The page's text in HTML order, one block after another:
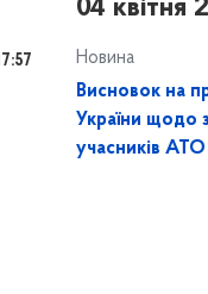
04 квітня
Новина
Висновок на
України щодо
учасників